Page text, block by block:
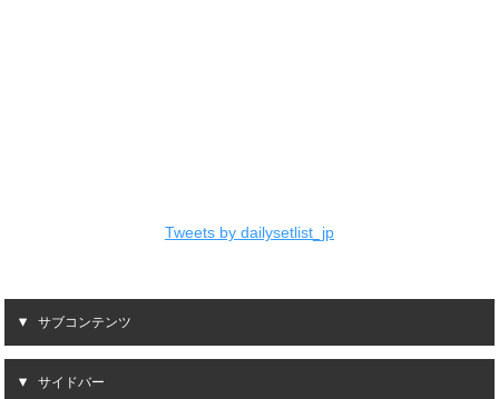
Tweets by dailysetlist_jp
サブコンテンツ
サイドバー